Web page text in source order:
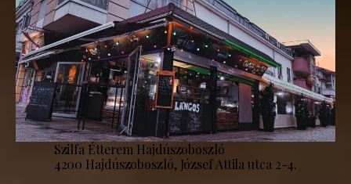
Szilfa Étterem Hajdúszoboszló
4200 Hajdúszoboszló, József Attila utca 2-4.